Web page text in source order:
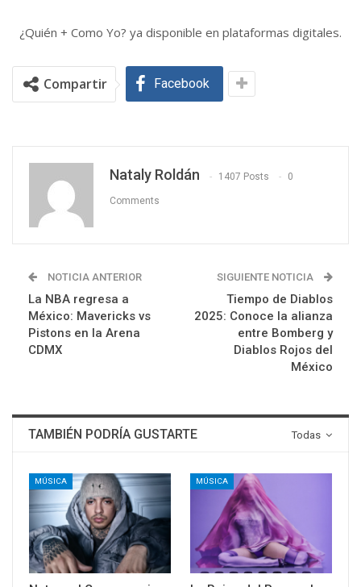
¿Quién + Como Yo? ya disponible en plataformas digitales.
Compartir Facebook
Nataly Roldán 1407 Posts 0
Comments
NOTICIA ANTERIOR
La NBA regresa a
México: Mavericks vs
Pistons en la Arena
CDMX
SIGUIENTE NOTICIA
Tiempo de Diablos
2025: Conoce la alianza
entre Bomberg y
Diablos Rojos del
México
Todas
TAMBIÉN PODRÍA GUSTARTE
MÚSICA MÚSICA